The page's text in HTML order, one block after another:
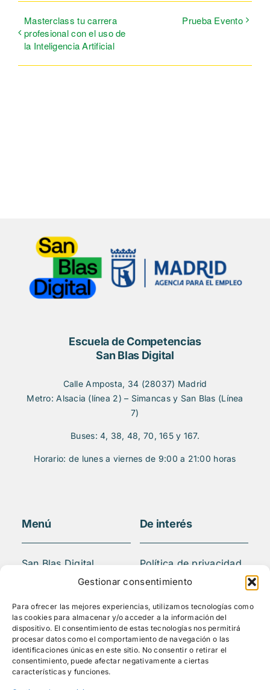
Gestionar consentimiento
Para ofrecer las mejores experiencias, utilizamos tecnologías como
las cookies para almacenar y/o acceder a la información del
dispositivo. El consentimiento de estas tecnologías nos permitirá
procesar datos como el comportamiento de navegación o las
identificaciones únicas en este sitio. No consentir o retirar el
consentimiento, puede afectar negativamente a ciertas
características y funciones.
Masterclass tu carrera
profesional con el uso de
la Inteligencia Artificial
Prueba Evento
Escuela de Competencias
San Blas Digital
Calle Amposta, 34 (28037) Madrid
Metro: Alsacia (línea 2) – Simancas y San Blas (Línea
7)
Buses: 4, 38, 48, 70, 165 y 167.
Horario: de lunes a viernes de 9:00 a 21:00 horas
Menú
San Blas Digital
Quiénes somos
Actividades
Blog
Mediateca
Contacto
De interés
Política de privacidad
Aviso legal